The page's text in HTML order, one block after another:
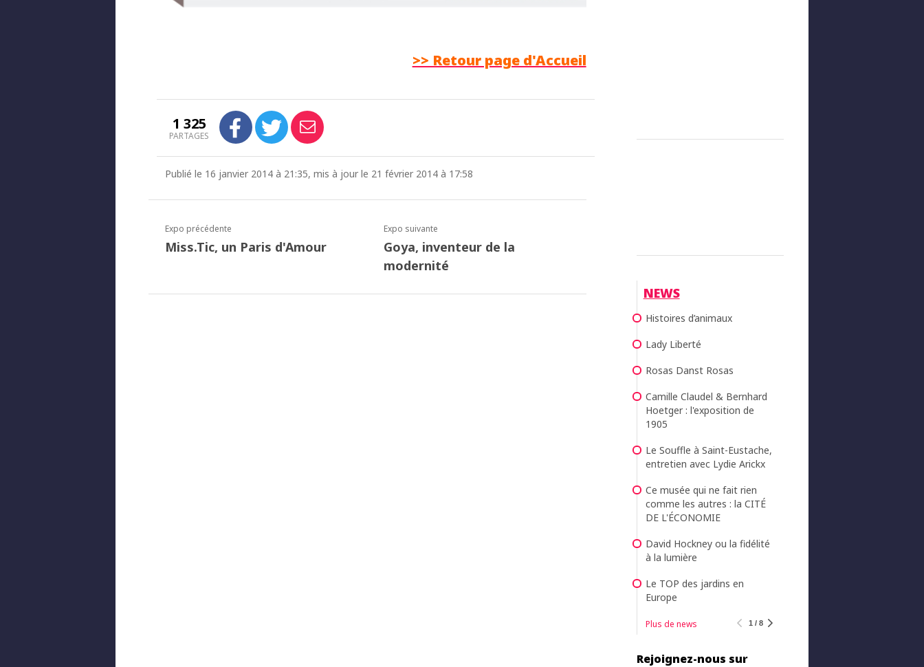
>> Retour page d'Accueil
1 325
PARTAGES
Publié le 16 janvier 2014 à 21:35, mis à jour le 21 février 2014 à 17:58
Expo précédente
Miss.Tic, un Paris d'Amour
Expo suivante
Goya, inventeur de la
modernité
NEWS
Histoires d’animaux
Lady Liberté
Rosas Danst Rosas
Camille Claudel & Bernhard
Hoetger : l'exposition de
1905
Le Souffle à Saint-Eustache,
entretien avec Lydie Arickx
Ce musée qui ne fait rien
comme les autres : la CITÉ
DE L'ÉCONOMIE
David Hockney ou la fidélité
à la lumière
Le TOP des jardins en
Europe
Plus de news 1 / 8
Rejoignez-nous sur